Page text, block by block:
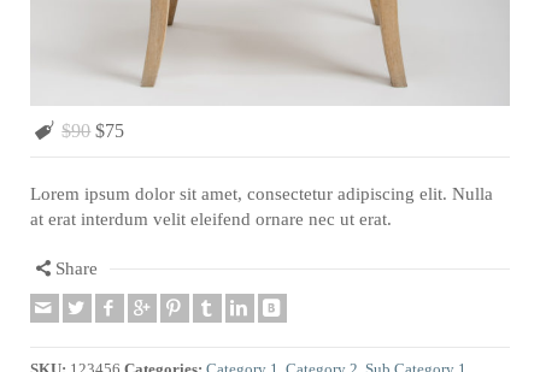
$90 $75
Lorem ipsum dolor sit amet, consectetur adipiscing elit. Nulla
at erat interdum velit eleifend ornare nec ut erat.
Share